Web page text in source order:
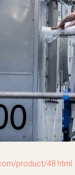
product/48.html